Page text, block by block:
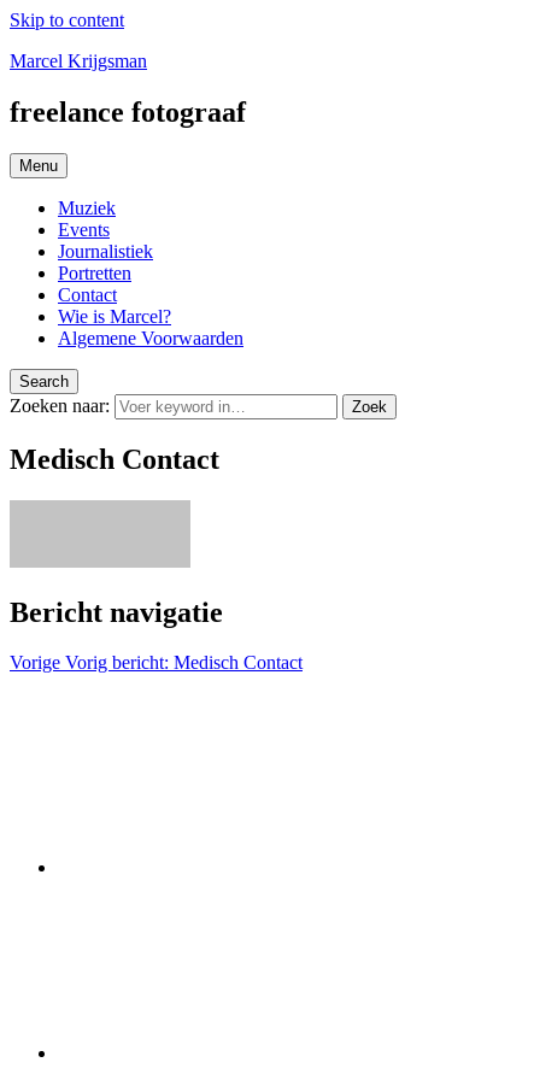
Skip to content
Marcel Krijgsman
freelance fotograaf
Menu
Muziek
Events
Journalistiek
Portretten
Contact
Wie is Marcel?
Algemene Voorwaarden
Search
Zoeken naar: Zoek
Medisch Contact
Bericht navigatie
Vorige Vorig bericht: Medisch Contact